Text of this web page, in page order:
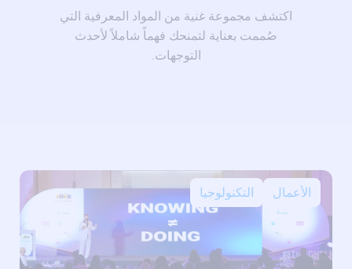
اكتشف مجموعة غنية من المواد المعرفية التي
صُممت بعناية لتمنحك فهماً شاملاً لأحدث
التوجهات.
الأعمال التكنولوجيا